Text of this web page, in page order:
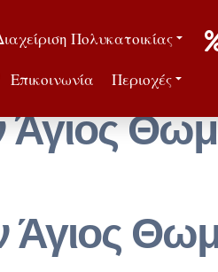
Πολυκατοικίας
Επικοινωνία Περιοχές
Άγιος
Άγιος